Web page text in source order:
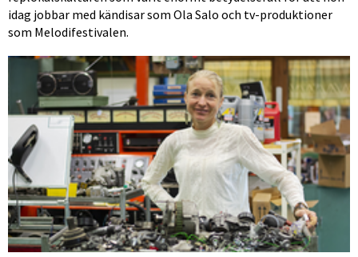
idag jobbar med kändisar som Ola Salo och tv-produktioner
som Melodifestivalen.